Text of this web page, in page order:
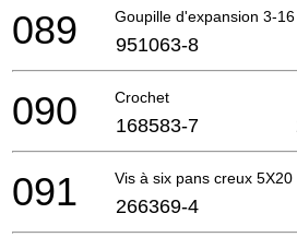
Goupille d'expansion 3-16
089 951063-8
Crochet
090 168583-7
Vis à six pans creux 5X20
091 266369-4